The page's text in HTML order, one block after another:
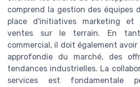
comprend la gestion des équipes
place d'initiatives marketing et
ventes sur le terrain. En tant
commercial, il doit également
approfondie du marché, des
tendances industrielles. La
services est fondamentale